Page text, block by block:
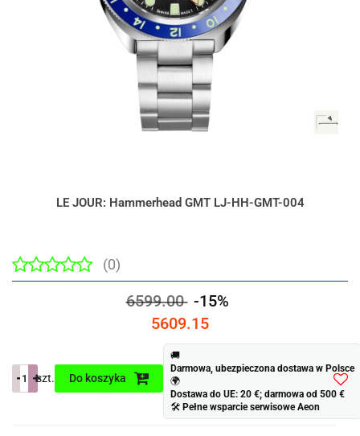
LE JOUR: Hammerhead GMT LJ-HH-GMT-004
(0)
6599.00 -15%
5609.15
szt. Do koszyka
🚚
Darmowa, ubezpieczona dostawa w Polsce
🌍
Dostawa do UE: 20 €; darmowa od 500 €
🛠 Pełne wsparcie serwisowe Aeon
Do